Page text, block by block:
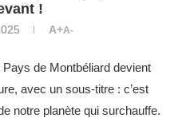
!
A+A-
Pays de Montbéliard devient
avec un sous-titre : c’est
notre planète qui surchauffe.